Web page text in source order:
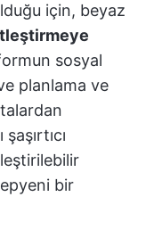
için, beyaz
sosyal
planlama ve
bir